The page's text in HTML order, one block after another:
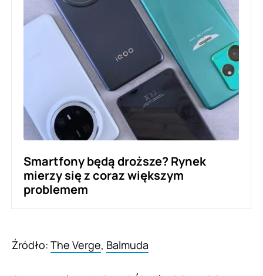
Smartfony będą droższe? Rynek
mierzy się z coraz większym
problemem
Źródło: The Verge, Balmuda